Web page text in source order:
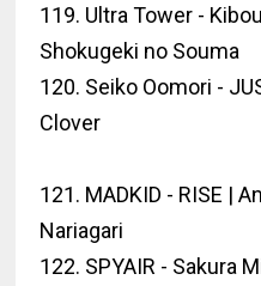
119. Ultra Tower -
Shokugeki no Souma
120. Seiko Oomori -
Clover
121. MADKID - RISE |
Nariagari
122. SPYAIR - Sakura